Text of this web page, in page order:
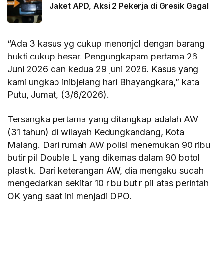
Jaket APD, Aksi 2 Pekerja di Gresik Gagal
“Ada 3 kasus yg cukup menonjol dengan barang
bukti cukup besar. Pengungkapam pertama 26
Juni 2026 dan kedua 29 juni 2026. Kasus yang
kami ungkap inibjelang hari Bhayangkara,” kata
Putu, Jumat, (3/6/2026).
Tersangka pertama yang ditangkap adalah AW
(31 tahun) di wilayah Kedungkandang, Kota
Malang. Dari rumah AW polisi menemukan 90 ribu
butir pil Double L yang dikemas dalam 90 botol
plastik. Dari keterangan AW, dia mengaku sudah
mengedarkan sekitar 10 ribu butir pil atas perintah
OK yang saat ini menjadi DPO.